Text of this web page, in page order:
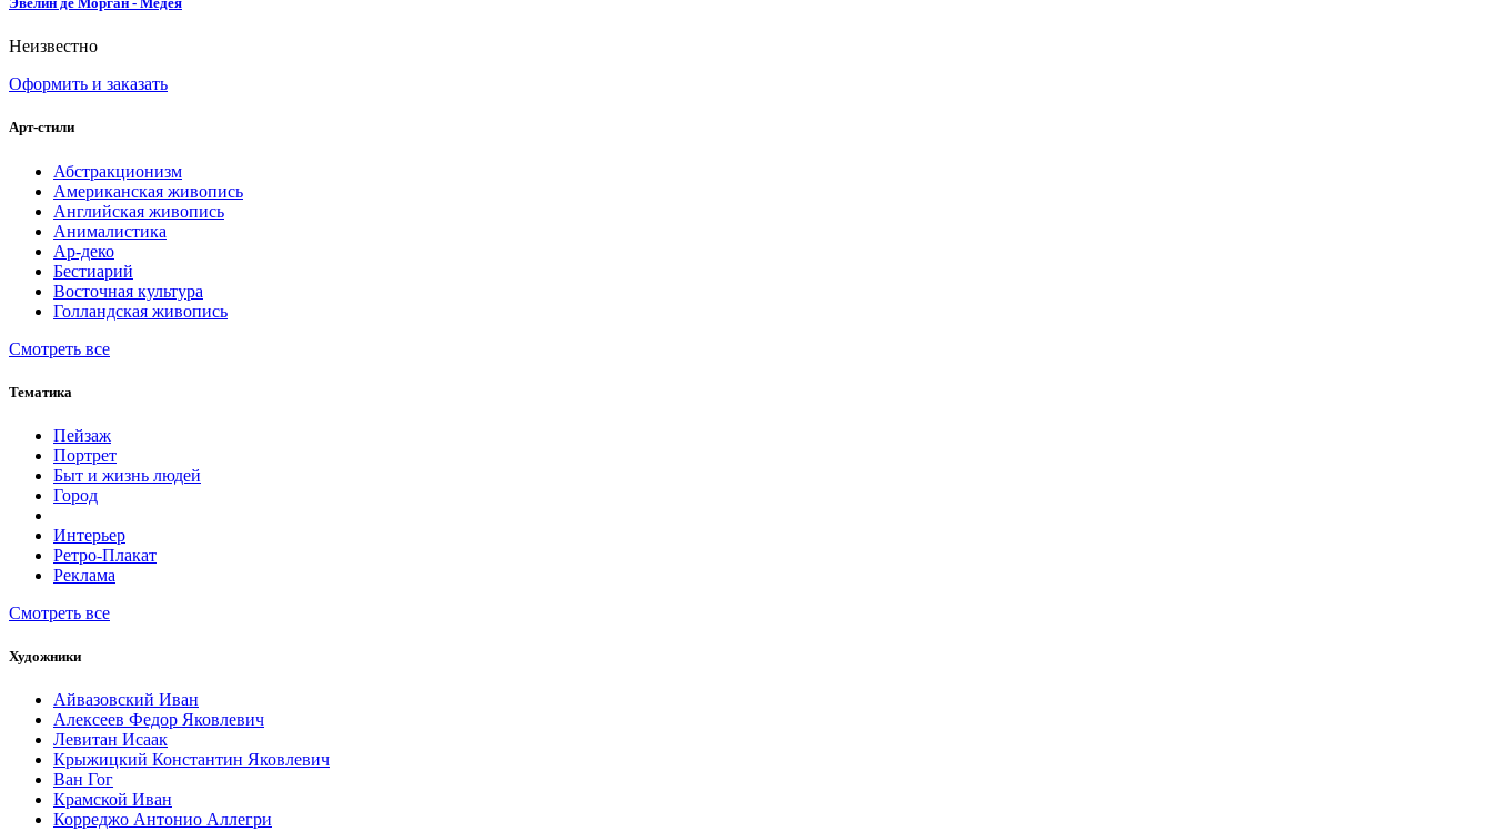
Неизвестно
Оформить и заказать
Арт-стили
Абстракционизм
Американская живопись
Английская живопись
Анималистика
Ар-деко
Бестиарий
Восточная культура
Голландская живопись
Смотреть все
Тематика
Пейзаж
Портрет
Быт и жизнь людей
Город
Интерьер
Ретро-Плакат
Реклама
Смотреть все
Художники
Айвазовский Иван
Алексеев Федор Яковлевич
Левитан Исаак
Крыжицкий Константин Яковлевич
Ван Гог
Крамской Иван
Корреджо Антонио Аллегри